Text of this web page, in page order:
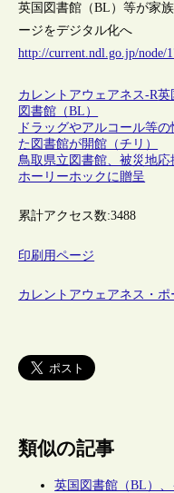
英国図書館（BL）等が家
ージをデジタル化へ
http://current.ndl.go.jp/node/
カレントアウェアネス-R英
図書館（BL）
ドラッグやアルコール等
た図書館が開館（チリ）
鳥取県立図書館、被災地
ホーリーホックに贈呈
累計アクセス数:3488
印刷用ページ
カレントアウェアネス・ポ
類似の記事
英国図書館（BL）